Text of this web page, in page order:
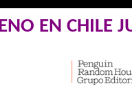
EN CHILE